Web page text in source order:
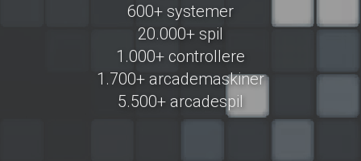
600+ systemer
20.000+ spil
1.000+ controllere
1.700+ arcademaskiner
5.500+ arcadespil